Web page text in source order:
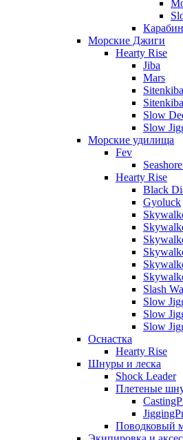
Морские Джиги
Hearty Rise
Jiba
Mars
Slow
Slow
Морские удилища
Fev
Hearty Rise
Black
Gyoluck
Slash
Slow
Slow
Slow
Оснастка
Hearty Rise
Шнуры и леска
Shock Leader
Плетеные
Поводковый